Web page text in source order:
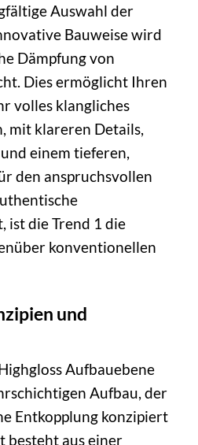
Auswahl der
Bauweise wird
Dämpfung von
Dies ermöglicht Ihren
volles klangliches
mit klareren Details,
einem tieferen,
den anspruchsvollen
ist die Trend 1 die
konventionellen
und
Aufbauebene
Aufbau, der
Entkopplung konzipiert
besteht aus einer